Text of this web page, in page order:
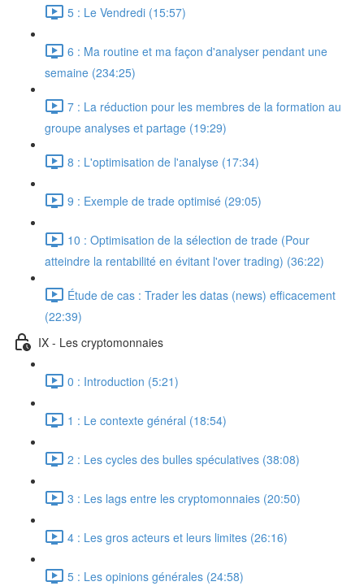
5 : Le Vendredi (15:57)
6 : Ma routine et ma façon d'analyser pendant une
semaine (234:25)
7 : La réduction pour les membres de la formation au
groupe analyses et partage (19:29)
8 : L'optimisation de l'analyse (17:34)
9 : Exemple de trade optimisé (29:05)
10 : Optimisation de la sélection de trade (Pour
atteindre la rentabilité en évitant l'over trading) (36:22)
Étude de cas : Trader les datas (news) efficacement
(22:39)
IX - Les cryptomonnaies
0 : Introduction (5:21)
1 : Le contexte général (18:54)
2 : Les cycles des bulles spéculatives (38:08)
3 : Les lags entre les cryptomonnaies (20:50)
4 : Les gros acteurs et leurs limites (26:16)
5 : Les opinions générales (24:58)